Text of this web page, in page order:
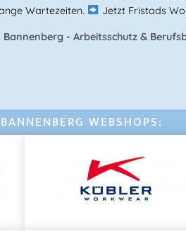
Wartezeiten.
Jetzt Fristads
Bannenberg - Arbeitsschutz &
WEBSHOPS: